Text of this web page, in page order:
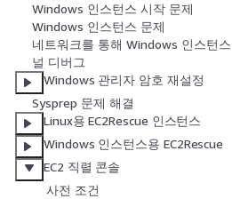
Windows 인스턴스 시작 문제
Windows 인스턴스 문제
네트워크를 통해 Windows 인스턴
널 디버그
Windows 관리자 암호 재설정
Sysprep 문제 해결
Linux용 EC2Rescue 인스턴스
Windows 인스턴스용 EC2Rescue
EC2 직렬 콘솔
사전 조건